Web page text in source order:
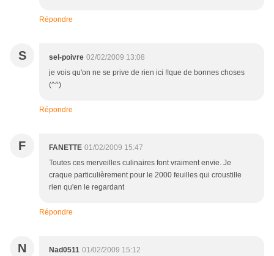
Répondre
S sel-poivre 02/02/2009 13:08
je vois qu'on ne se prive de rien ici !!que de bonnes choses
(^^)
Répondre
F FANETTE 01/02/2009 15:47
Toutes ces merveilles culinaires font vraiment envie. Je
craque particulièrement pour le 2000 feuilles qui croustille
rien qu'en le regardant
Répondre
N Nad0511 01/02/2009 15:12